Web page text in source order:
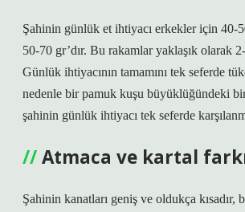
Şahinin günlük et ihtiyacı erkekler için 40-
50-70 gr’dır. Bu rakamlar yaklaşık olarak
Günlük ihtiyacının tamamını tek seferde
nedenle bir pamuk kuşu büyüklüğündeki
şahinin günlük ihtiyacı tek seferde
Atmaca ve kartal
Şahinin kanatları geniş ve oldukça kısadır,